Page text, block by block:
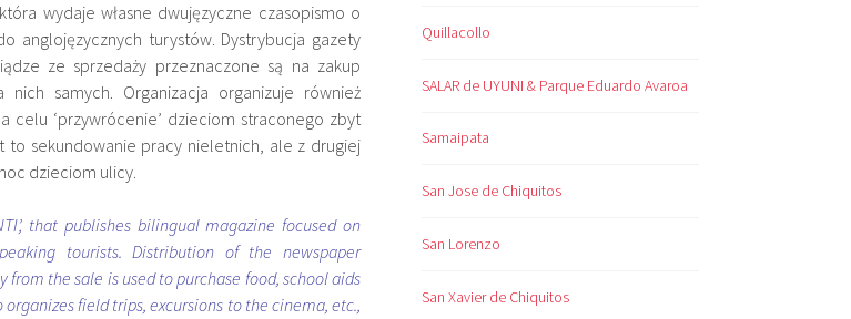
wydaje własne dwujęzyczne czasopismo o
anglojęzycznych turystów. Dystrybucja gazety
ze sprzedaży przeznaczone są na zakup
samych. Organizacja organizuje również
celu ‘przywrócenie’ dzieciom straconego zbyt
to sekundowanie pracy nieletnich, ale z drugiej
dzieciom ulicy.
, that publishes bilingual magazine focused on
tourists. Distribution of the newspaper
the sale is used to purchase food, school aids
field trips, excursions to the cinema, etc.,
Quillacollo
SALAR de UYUNI & Parque Eduardo Avaroa
Samaipata
San Jose de Chiquitos
San Lorenzo
San Xavier de Chiquitos